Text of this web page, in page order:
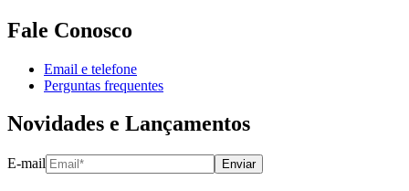
Fale Conosco
Email e telefone
Perguntas frequentes
Novidades e Lançamentos
E-mail Enviar